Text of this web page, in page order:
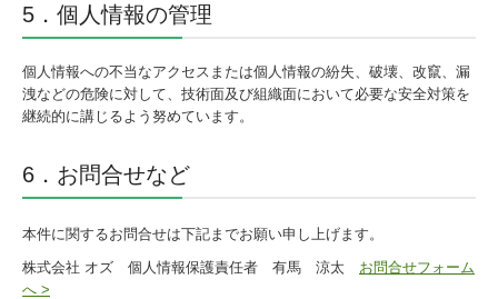
5．個人情報の管理
個人情報への不当なアクセスまたは個人情報の紛失、破壊、改竄、漏
洩などの危険に対して、技術面及び組織面において必要な安全対策を
継続的に講じるよう努めています。
6．お問合せなど
本件に関するお問合せは下記までお願い申し上げます。
株式会社 オズ 個人情報保護責任者 有馬 涼太 お問合せフォーム
へ >